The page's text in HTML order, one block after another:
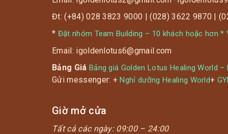
? Với thực đơn đa dạng hơn 50 món ăn sẽ
cho gia đình bạn.
Đt: (+84) 028 3823 9000 | (028) 3622 9870 |
* Đặt nhóm Team Building – 10 khách hoặc hơn
Email: igoldenlotus6@gmail.com
Bảng Giá Bảng giá Golden Lotus Healing World
Gửi messenger: +Nghỉ dưỡng Healing World+
Giờ mở cửa
Tất cả các ngày: 09:00 – 24:00